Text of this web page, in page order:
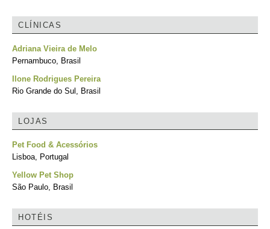
CLÍNICAS
Adriana Vieira de Melo
Pernambuco, Brasil
Ilone Rodrigues Pereira
Rio Grande do Sul, Brasil
LOJAS
Pet Food & Acessórios
Lisboa, Portugal
Yellow Pet Shop
São Paulo, Brasil
HOTÉIS